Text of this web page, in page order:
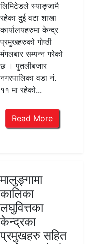
लिमिटेडले स्याङ्जामै
रहेका दुई वटा शाखा
कार्यालयहरुमा केन्द्र
प्रमुखहरुको गोष्ठी
मंगलबार सम्पन्न गरेको
छ । पुतलीबजार
नगरपालिका वडा नं.
११ मा रहेको...
Read More
मालुङ्गामा
कालिका
लघुवित्तका
केन्द्रका
प्रमुखहरु सहित